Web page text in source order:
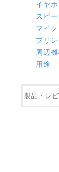
イヤホ
スピー
マイク
プリン
周辺機
用途